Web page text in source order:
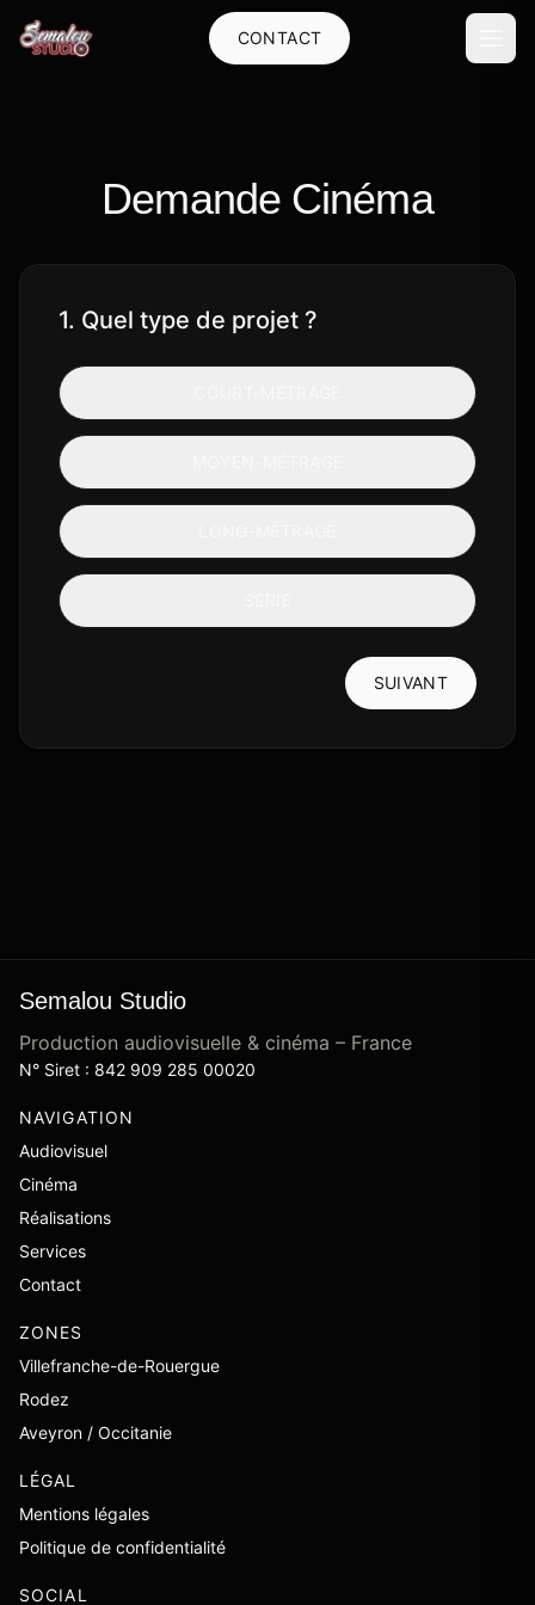
CONTACT
Demande Cinéma
1. Quel type de projet ?
SUIVANT
Semalou Studio
Production audiovisuelle & cinéma – France
N° Siret : 842 909 285 00020
NAVIGATION
Audiovisuel
Cinéma
Réalisations
Services
Contact
ZONES
Villefranche-de-Rouergue
Rodez
Aveyron / Occitanie
LÉGAL
Mentions légales
Politique de confidentialité
SOCIAL